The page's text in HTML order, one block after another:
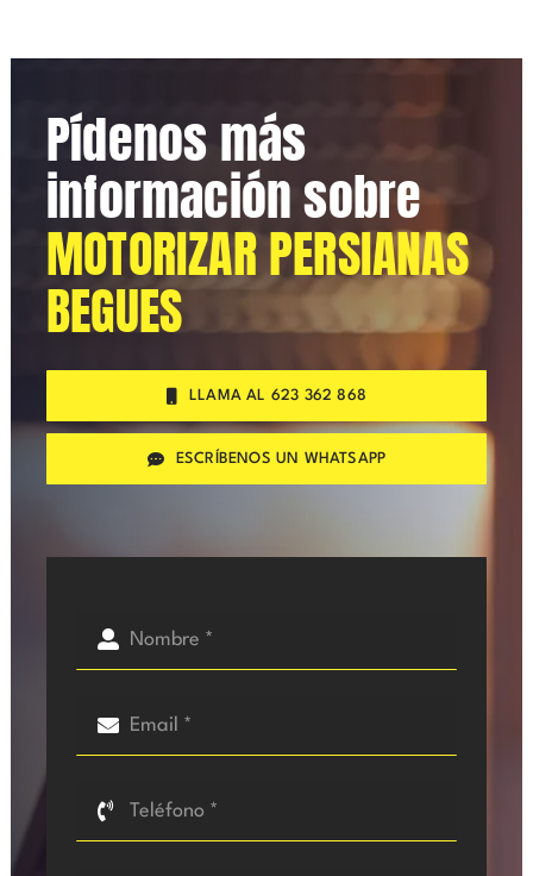
Pídenos más
información sobre
MOTORIZAR PERSIANAS
BEGUES
LLAMA AL 623 362 868
ESCRÍBENOS UN WHATSAPP